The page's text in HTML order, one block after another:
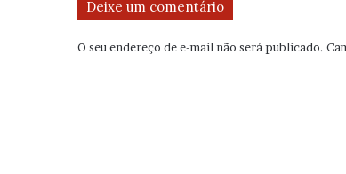
Deixe um comentário
O seu endereço de e-mail não será publicado.